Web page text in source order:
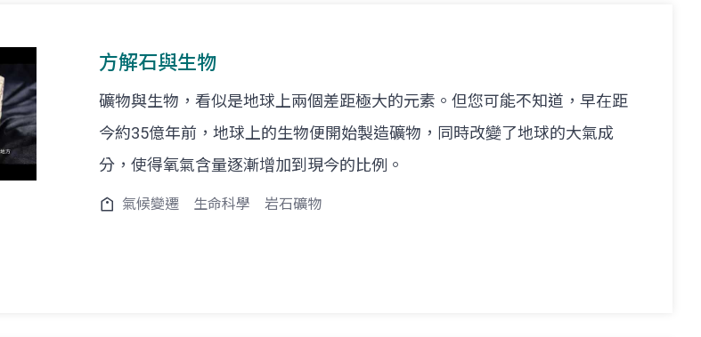
方解石與生物
礦物與生物，看似是地球上兩個差距極大的元素。但您可能不知道，早在距
今約35億年前，地球上的生物便開始製造礦物，同時改變了地球的大氣成
分，使得氧氣含量逐漸增加到現今的比例。
氣候變遷 生命科學 岩石礦物